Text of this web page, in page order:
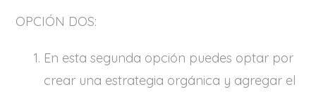
OPCIÓN DOS:
En esta segunda opción puedes optar por
crear una estrategia orgánica y agregar el